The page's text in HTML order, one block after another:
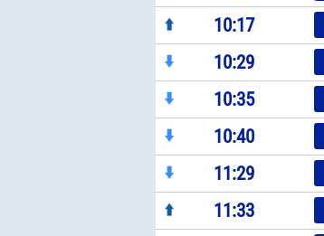
10:17
10:29
10:35
10:40
11:29
11:33